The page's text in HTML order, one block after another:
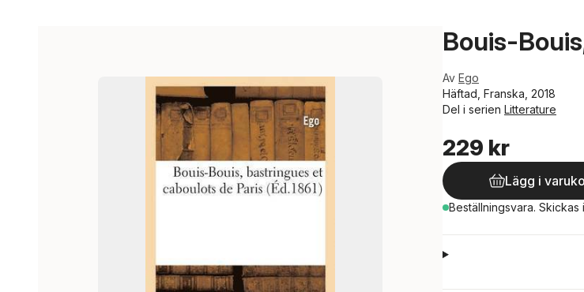
Bouis-
Av Ego
Häftad, Franska, 2018
Del i serien Litterature
229 kr
Lägg i
Beställningsvara. Skickas